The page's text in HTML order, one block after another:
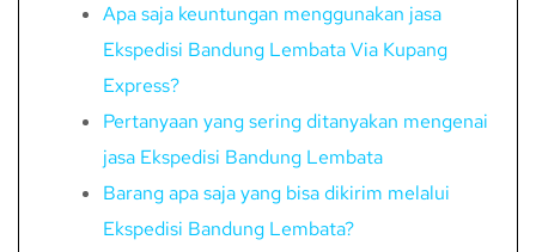
Apa saja keuntungan menggunakan jasa
Ekspedisi Bandung Lembata Via Kupang
Express?
Pertanyaan yang sering ditanyakan mengenai
jasa Ekspedisi Bandung Lembata
Barang apa saja yang bisa dikirim melalui
Ekspedisi Bandung Lembata?